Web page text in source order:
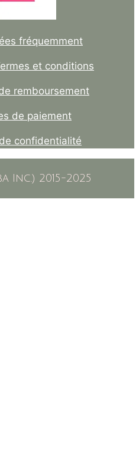
fréquemment
et conditions
remboursement
de paiement
confidentialité
Inc.) 2015-2025